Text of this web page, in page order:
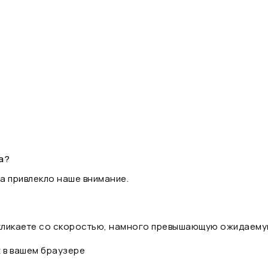
привлекло наше внимание.
со скоростью, намного превышающую
вашем браузере